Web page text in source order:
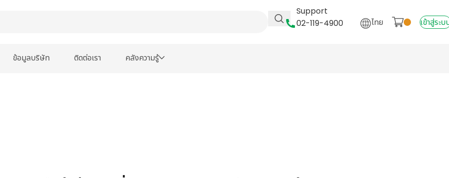
Support
02-119-4900
ไทย เข้าสู่ระบ
ข้อมูลบริษัท ติดต่อเรา คลังความรู้